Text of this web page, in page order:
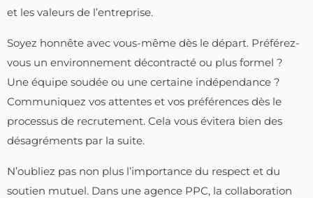
et les valeurs de l’entreprise.
Soyez honnête avec vous-même dès le départ. Préférez-
vous un environnement décontracté ou plus formel ?
Une équipe soudée ou une certaine indépendance ?
Communiquez vos attentes et vos préférences dès le
processus de recrutement. Cela vous évitera bien des
désagréments par la suite.
N’oubliez pas non plus l’importance du respect et du
soutien mutuel. Dans une agence PPC, la collaboration